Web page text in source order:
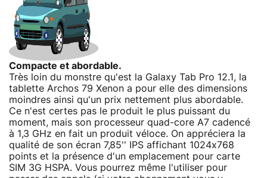
Compacte et abordable.
Très loin du monstre qu'est la Galaxy Tab Pro 12.1, la
tablette Archos 79 Xenon a pour elle des dimensions
moindres ainsi qu'un prix nettement plus abordable.
Ce n'est certes pas le produit le plus puissant du
moment, mais son processeur quad-core A7 cadencé
à 1,3 GHz en fait un produit véloce. On appréciera la
qualité de son écran 7,85'' IPS affichant 1024x768
points et la présence d'un emplacement pour carte
SIM 3G HSPA. Vous pourrez même l'utiliser pour